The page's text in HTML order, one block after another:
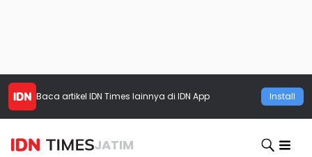
Baca artikel IDN Times lainnya di IDN App Install
JATIM